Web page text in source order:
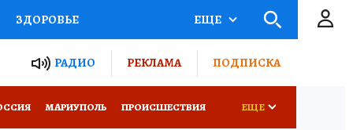
ЗДОРОВЬЕ
РОССИИ
ЕЩЕ
РАДИО РЕКЛАМА ПОДПИСКА
МАРИУПОЛЬ ПРОИСШЕСТВИЯ ЕЩЕ